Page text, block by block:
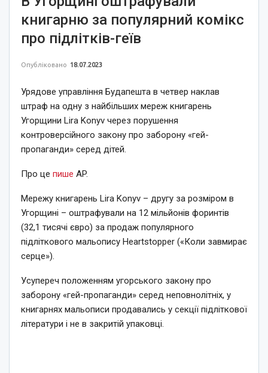
книгарню за популярний комікс
про підлітків-геїв
Опубліковано 18.07.2023
Урядове управління Будапешта в четвер наклав
штраф на одну з найбільших мереж книгарень
Угорщини Lira Konyv через порушення
контроверсійного закону про заборону «гей-
пропаганди» серед дітей.
Про це пише AP.
Мережу книгарень Lira Konyv – другу за розміром в
Угорщині – оштрафували на 12 мільйонів форинтів
(32,1 тисячі євро) за продаж популярного
підліткового мальопису Heartstopper («Коли завмирає
серце»).
Усупереч положенням угорського закону про
заборону «гей-пропаганди» серед неповнолітніх, у
книгарнях мальописи продавались у секції підліткової
літератури і не в закритій упаковці.